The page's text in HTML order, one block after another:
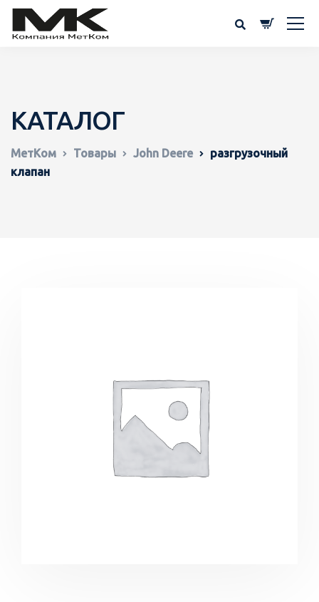
КАТАЛОГ
МетКом Товары John Deere
разгрузочный
клапан